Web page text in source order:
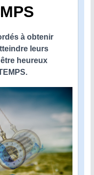
à obtenir
leurs
heureux